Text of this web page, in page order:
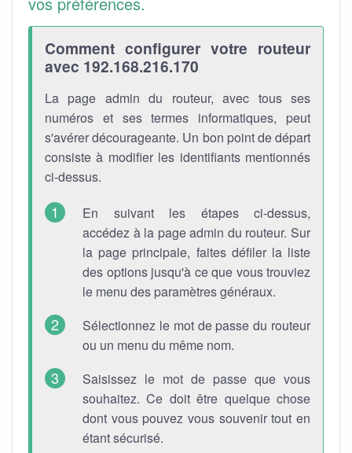
Comment configurer votre routeur
avec 192.168.216.170
La page admin du routeur, avec tous ses
numéros et ses termes informatiques, peut
s'avérer décourageante. Un bon point de départ
consiste à modifier les identifiants mentionnés
ci-dessus.
En suivant les étapes ci-dessus,
accédez à la page admin du routeur. Sur
la page principale, faites défiler la liste
des options jusqu'à ce que vous trouviez
le menu des paramètres généraux.
Sélectionnez le mot de passe du routeur
ou un menu du même nom.
Saisissez le mot de passe que vous
souhaitez. Ce doit être quelque chose
dont vous pouvez vous souvenir tout en
étant sécurisé.